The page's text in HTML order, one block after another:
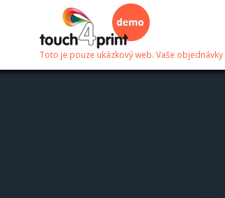
Toto je pouze ukázkový web. Vaše